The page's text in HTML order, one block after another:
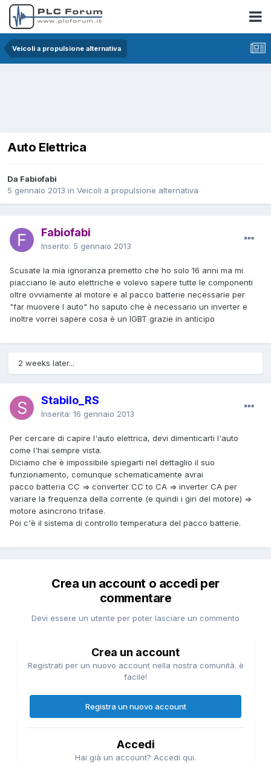
Veicoli a propulsione alternativa
Auto Elettrica
Da Fabiofabi
5 gennaio 2013 in Veicoli a propulsione alternativa
Fabiofabi
Inserito: 5 gennaio 2013
Scusate la mia ignoranza premetto che ho solo 16 anni ma mi
piacciano le auto elettriche e volevo sapere tutte le componenti
oltre ovviamente al motore e al pacco batterie necessarie per
"far muovere l auto" ho saputo che è necessario un inverter e
inoltre vorrei sapere cosa è un IGBT grazie in anticipo
2 weeks later...
Stabilo_RS
Inserita: 16 gennaio 2013
Per cercare di capire l'auto elettrica, devi dimenticarti l'auto
come l'hai sempre vista.
Diciamo che è impossibile spiegarti nel dettaglio il suo
funzionamento, comunque schematicamente avrai
pacco batteria CC => converter CC to CA => inverter CA per
variare la frequenza della corrente (e quindi i giri del motore) =>
motore asincrono trifase.
Poi c'è il sistema di controllo temperatura del pacco batterie.
Crea un account o accedi per
commentare
Devi essere un utente per poter lasciare un commento
Crea un account
Registrati per un nuovo account nella nostra comunità. è
facile!
Registra un nuovo account
Accedi
Hai già un account? Accedi qui.